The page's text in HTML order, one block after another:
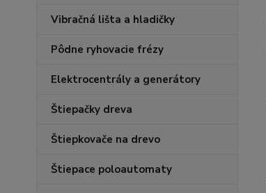
Vibračná lišta a hladičky
Pôdne ryhovacie frézy
Elektrocentrály a generátory
Štiepačky dreva
Štiepkovače na drevo
Štiepace poloautomaty